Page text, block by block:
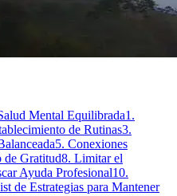
Mental Equilibrada1.
de Rutinas3.
5. Conexiones
de Gratitud8. Limitar el
Ayuda Profesional10.
de Estrategias para Mantener